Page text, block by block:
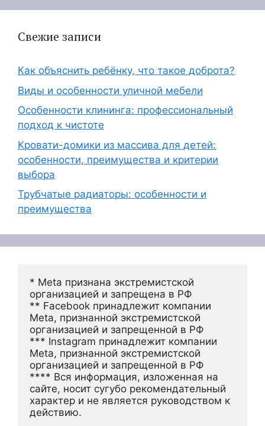
Свежие записи
Как объяснить ребёнку, что такое доброта?
Виды и особенности уличной мебели
Особенности клининга: профессиональный
подход к чистоте
Кровати-домики из массива для детей:
особенности, преимущества и критерии
выбора
Трубчатые радиаторы: особенности и
преимущества
* Meta признана экстремистской
организацией и запрещена в РФ
** Facebook принадлежит компании
Meta, признанной экстремистской
организацией и запрещенной в РФ
*** Instagram принадлежит компании
Meta, признанной экстремистской
организацией и запрещенной в РФ
**** Вся информация, изложенная на
сайте, носит сугубо рекомендательный
характер и не является руководством к
действию.